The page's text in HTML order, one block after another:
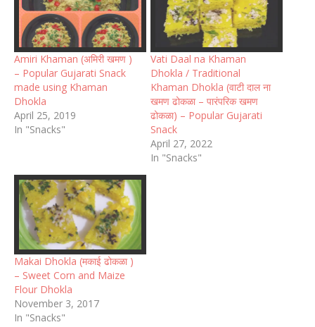
Amiri Khaman (अमिरी खमण )
– Popular Gujarati Snack
made using Khaman
Dhokla
April 25, 2019
In "Snacks"
Vati Daal na Khaman
Dhokla / Traditional
Khaman Dhokla (वाटी दाल ना
खमण ढोकळा – पारंपरिक खमण
ढोकळा) – Popular Gujarati
Snack
April 27, 2022
In "Snacks"
Makai Dhokla (मकाई ढोकळा )
– Sweet Corn and Maize
Flour Dhokla
November 3, 2017
In "Snacks"